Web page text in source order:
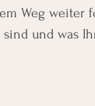
Weg weiter
und was